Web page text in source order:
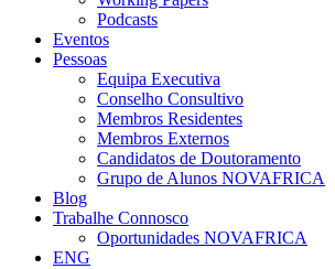
Podcasts
Eventos
Pessoas
Equipa Executiva
Conselho Consultivo
Membros Residentes
Membros Externos
Candidatos de Doutoramento
Grupo de Alunos NOVAFRICA
Blog
Trabalhe Connosco
Oportunidades NOVAFRICA
ENG